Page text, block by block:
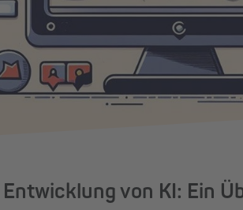
von KI: Ein